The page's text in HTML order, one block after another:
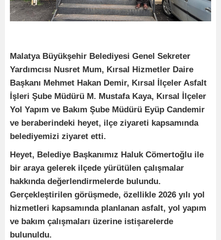
Malatya Büyükşehir Belediyesi Genel Sekreter
Yardımcısı Nusret Mum, Kırsal Hizmetler Daire
Başkanı Mehmet Hakan Demir, Kırsal İlçeler Asfalt
İşleri Şube Müdürü M. Mustafa Kaya, Kırsal İlçeler
Yol Yapım ve Bakım Şube Müdürü Eyüp Candemir
ve beraberindeki heyet, ilçe ziyareti kapsamında
belediyemizi ziyaret etti.
Heyet, Belediye Başkanımız Haluk Cömertoğlu ile
bir araya gelerek ilçede yürütülen çalışmalar
hakkında değerlendirmelerde bulundu.
Gerçekleştirilen görüşmede, özellikle 2026 yılı yol
hizmetleri kapsamında planlanan asfalt, yol yapım
ve bakım çalışmaları üzerine istişarelerde
bulunuldu.